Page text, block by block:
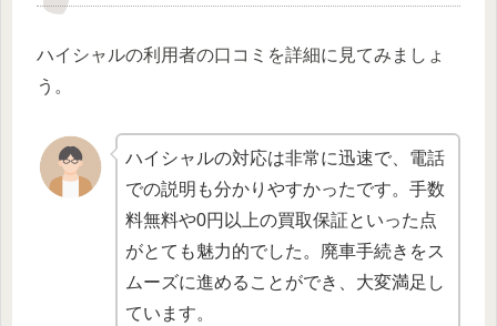
ハイシャルの利用者の口コミを詳細に見てみましょ
う。
ハイシャルの対応は非常に迅速で、電話
での説明も分かりやすかったです。手数
料無料や0円以上の買取保証といった点
がとても魅力的でした。廃車手続きをス
ムーズに進めることができ、大変満足し
ています。